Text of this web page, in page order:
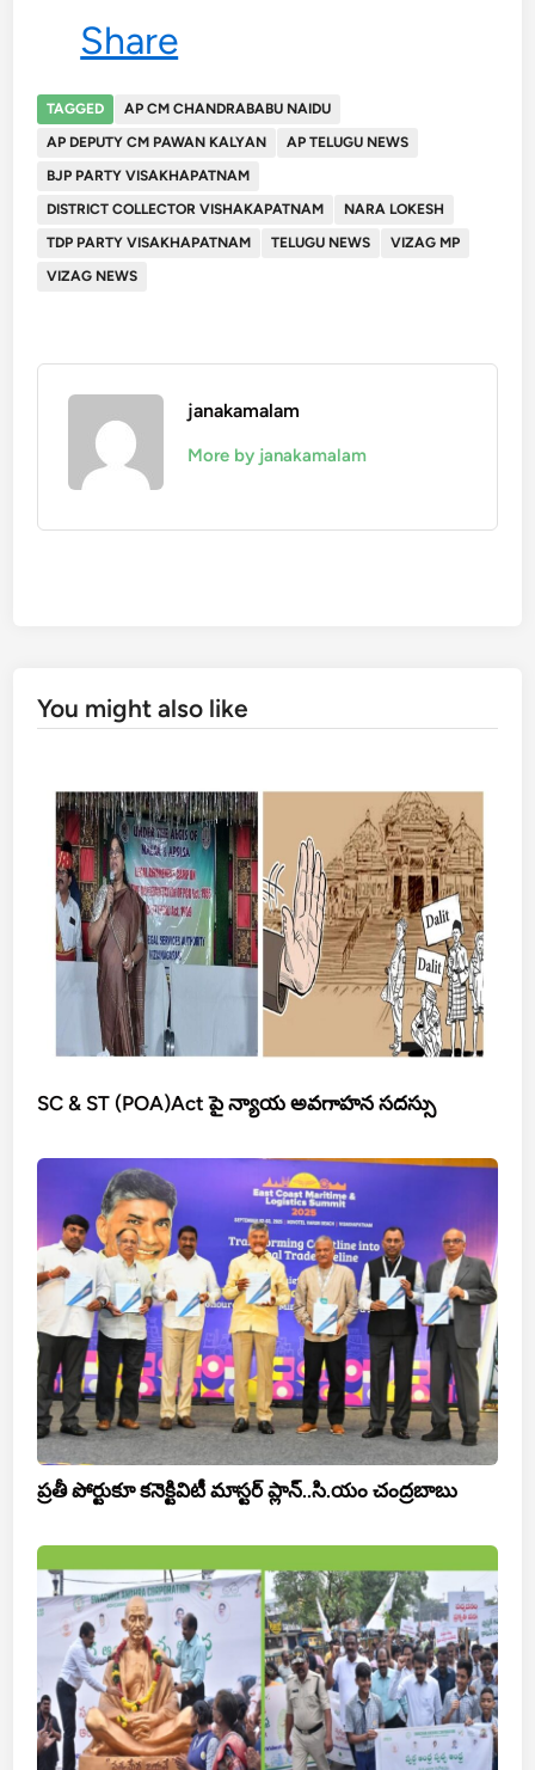
Share
TAGGED
AP CM CHANDRABABU NAIDU
AP DEPUTY CM PAWAN KALYAN
AP TELUGU NEWS
BJP PARTY VISAKHAPATNAM
DISTRICT COLLECTOR VISHAKAPATNAM
NARA LOKESH
TDP PARTY VISAKHAPATNAM
TELUGU NEWS
VIZAG MP
VIZAG NEWS
janakamalam
More by janakamalam
You might also like
SC & ST (POA)Act పై న్యాయ అవగాహన సదస్సు
ప్రతీ పోర్టుకూ కనెక్టివిటీ మాస్టర్ ప్లాన్..సి.యం చంద్రబాబు